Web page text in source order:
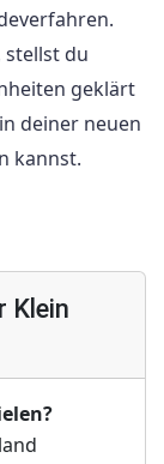
du
geklärt
deiner neuen
kannst.
Klein